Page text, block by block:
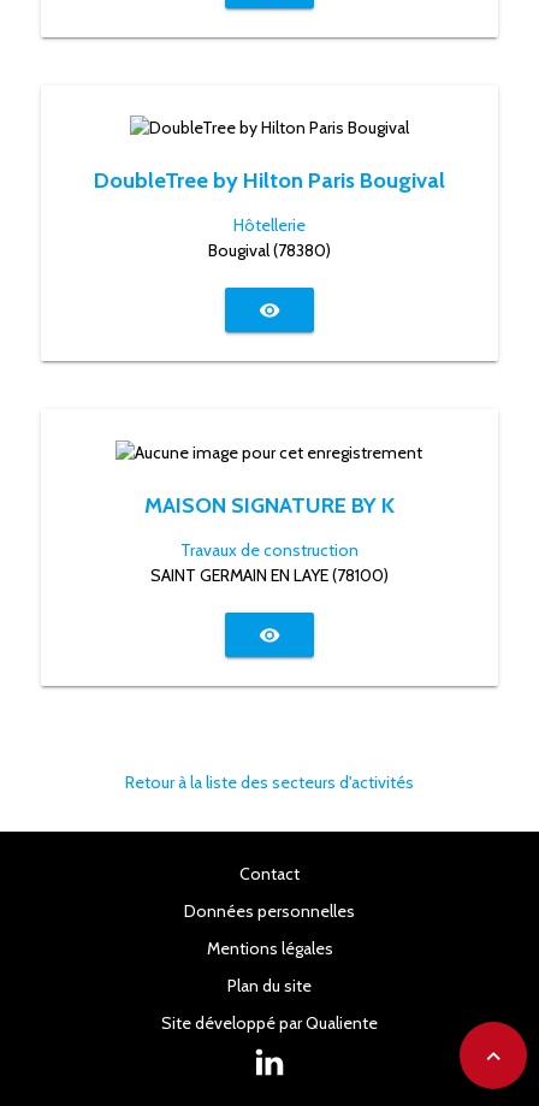
DoubleTree by Hilton Paris Bougival
Hôtellerie
Bougival (78380)
visibility
MAISON SIGNATURE BY K
Travaux de construction
SAINT GERMAIN EN LAYE (78100)
visibility
Retour à la liste des secteurs d'activités
expand_less
Contact
Données personnelles
Mentions légales
Plan du site
Site développé par Qualiente